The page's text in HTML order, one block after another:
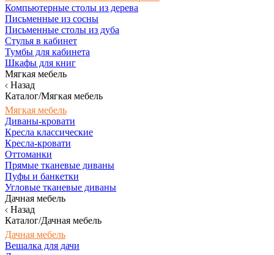
Компьютерные столы из дерева
Письменные из сосны
Письменные столы из дуба
Стулья в кабинет
Тумбы для кабинета
Шкафы для книг
Мягкая мебель
Назад
Каталог/Мягкая мебель
Мягкая мебель
Диваны-кровати
Кресла классические
Кресла-кровати
Оттоманки
Прямые тканевые диваны
Пуфы и банкетки
Угловые тканевые диваны
Дачная мебель
Назад
Каталог/Дачная мебель
Дачная мебель
Вешалка для дачи